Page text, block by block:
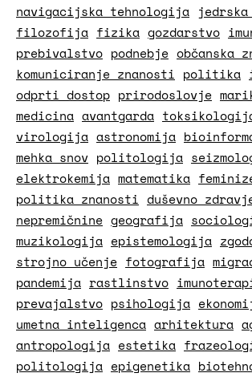
navigacijska tehnologija
filozofija fizika gozdarstvo
prebivalstvo podnebje občanska
komuniciranje znanosti politika
odprti dostop prirodoslovje
medicina avantgarda
virologija astronomija
mehka snov politologija
elektrokemija matematika
politika znanosti duševno
nepremičnine geografija
muzikologija epistemologija
strojno učenje fotografija
pandemija rastlinstvo
prevajalstvo psihologija
umetna inteligenca arhitektura
antropologija estetika
politologija epigenetika